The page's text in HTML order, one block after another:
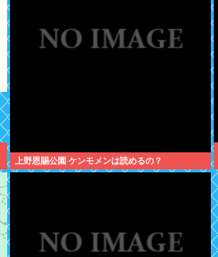
上野恩賜公園 ケンモメンは読めるの？